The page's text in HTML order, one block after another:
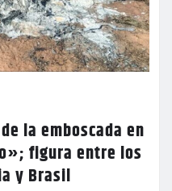
la emboscada en
figura entre los
y Brasil